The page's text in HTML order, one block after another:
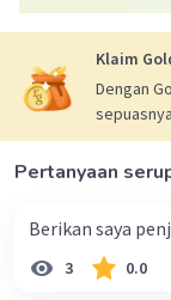
Beri
Klaim
Dengan
Pertanyaan
Berikan saya
3 0.0